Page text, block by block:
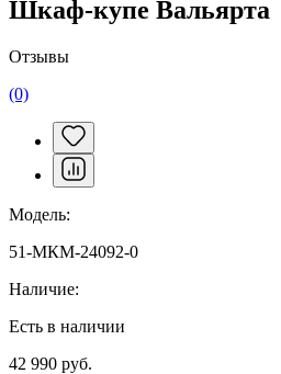
Шкаф-купе Вальярта
Отзывы
(0)
Модель:
51-МКМ-24092-0
Наличие:
Есть в наличии
42 990 руб.